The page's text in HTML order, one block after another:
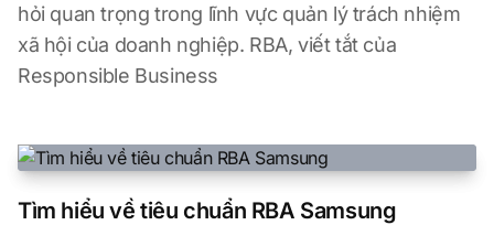
hỏi quan trọng trong lĩnh vực quản lý trách nhiệm
xã hội của doanh nghiệp. RBA, viết tắt của
Responsible Business
Tìm hiểu về tiêu chuẩn RBA Samsung